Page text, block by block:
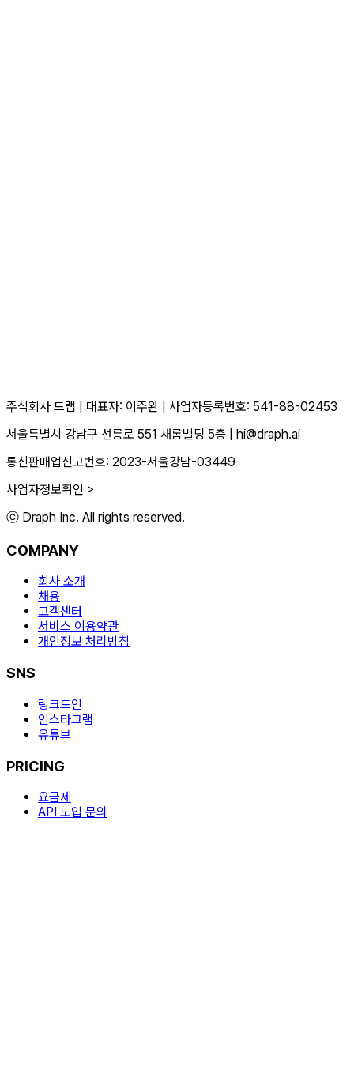
주식회사 드랩 대표자: 이주완
사업자등록번호: 541-88-02453
서울특별시 강남구 선릉로 551 새롬빌딩 5층
hi@draph.ai
통신판매업신고번호: 2023-서울강남-03449
사업자정보확인 >
ⓒ Draph Inc. All rights reserved.
COMPANY
회사 소개
채용
고객센터
서비스 이용약관
개인정보 처리방침
SNS
링크드인
인스타그램
유튜브
PRICING
요금제
API 도입 문의